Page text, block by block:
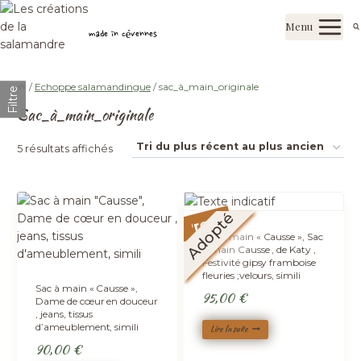
Aller
au
contenu
made in cévennes
Menu
/ Echoppe salamandingue / sac_à_main_originale
Sac_à_main_originale
5 résultats affichésTrié
plus
récent
ancien
Sac à main « Causse »,
Dame de cœur en douceur
, jeans, tissus
d’ameublement, simili
90,00 €
Promo !
Adopté
Sac à main « Causse », Sac
à main Causse , de Katy ,
Festivité gipsy framboise
fleuries ;velours, simili
95,00 €
Lire la suite
Filtre